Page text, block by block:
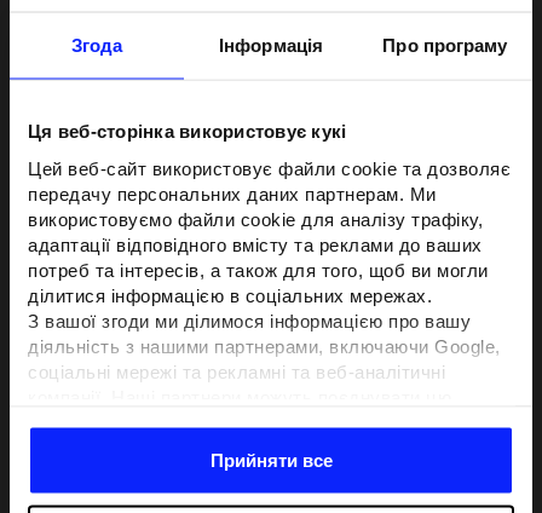
Згода Інформація Про програму
Ця веб-сторінка використовує кукі
Цей веб-сайт використовує файли cookie та дозволяє
передачу персональних даних партнерам. Ми
використовуємо файли cookie для аналізу трафіку,
адаптації відповідного вмісту та реклами до ваших
потреб та інтересів, а також для того, щоб ви могли
ділитися інформацією в соціальних мережах.
З вашої згоди ми ділимося інформацією про вашу
діяльність з нашими партнерами, включаючи Google,
соціальні мережі та рекламні та веб-аналітичні
отримують у результаті використання вами їхніх
послуг.З вашої згоди ми також можемо ділитися
Прийняти все